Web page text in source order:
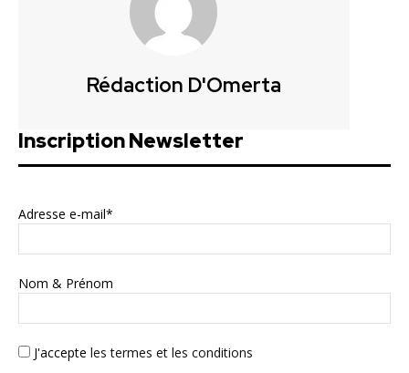
Rédaction D'Omerta
Inscription Newsletter
Adresse e-mail*
Nom & Prénom
J'accepte les termes et les conditions